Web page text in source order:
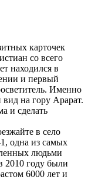
карточек
со всего
находился в
и первый
Именно
на гору Арарат.
и сделать
в село
одна из самых
людьми
2010 году были
6000 лет и